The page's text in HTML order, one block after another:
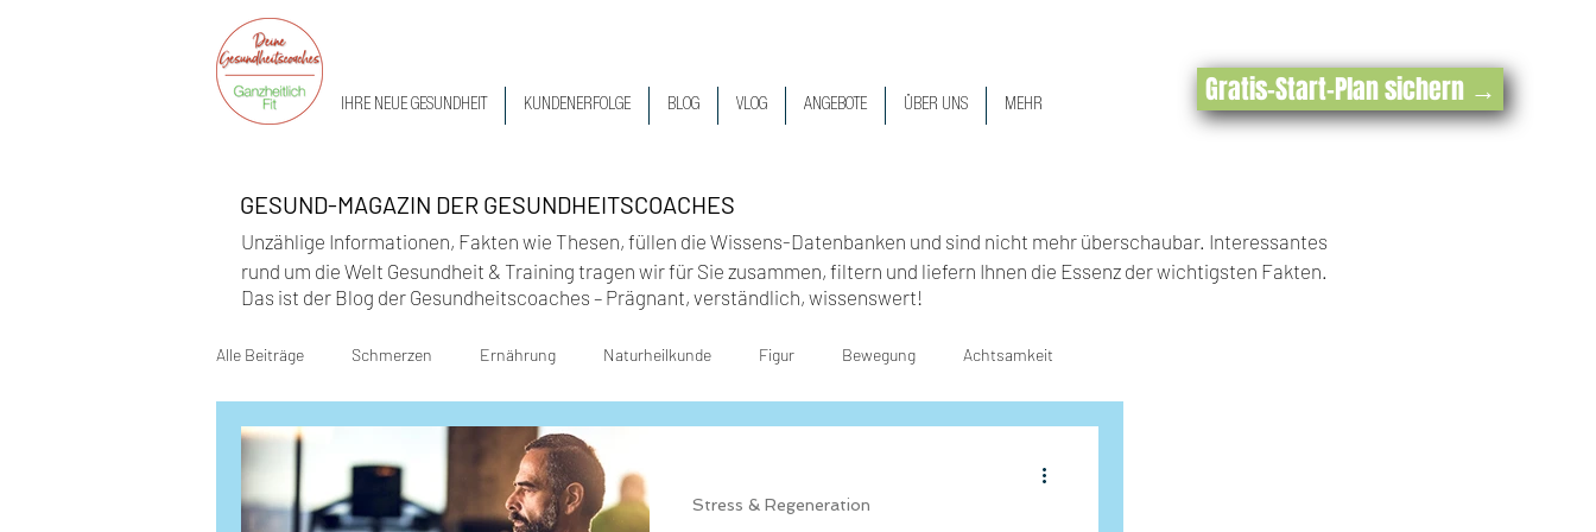
IHRE NEUE GESUNDHEIT KUNDENERFOLGE BLOG VLOG ANGEBOTE ÜBER UNS MEHR Gratis-Start-Plan sichern →
GESUND-MAGAZIN DER GESUNDHEITSCOACHES
Alle Beiträge Schmerzen Ernährung Naturheilkunde Figur Bewegung Achtsamkeit
Alltagstipps Ganzheitliche Gesundheit
Stress & Regeneration
Unzählige Informationen, Fakten wie Thesen, füllen die Wissens-Datenbanken und sind nicht mehr überschaubar. Interessantes
rund um die Welt Gesundheit & Training tragen wir für Sie zusammen, filtern und liefern Ihnen die Essenz der wichtigsten Fakten.
Das ist der Blog der Gesundheitscoaches – Prägnant, verständlich, wissenswert!